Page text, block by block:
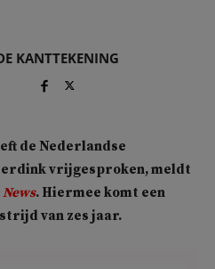
KANTTEKENING
de Nederlandse
vrijgesproken, meldt
. Hiermee komt een
van zes jaar.